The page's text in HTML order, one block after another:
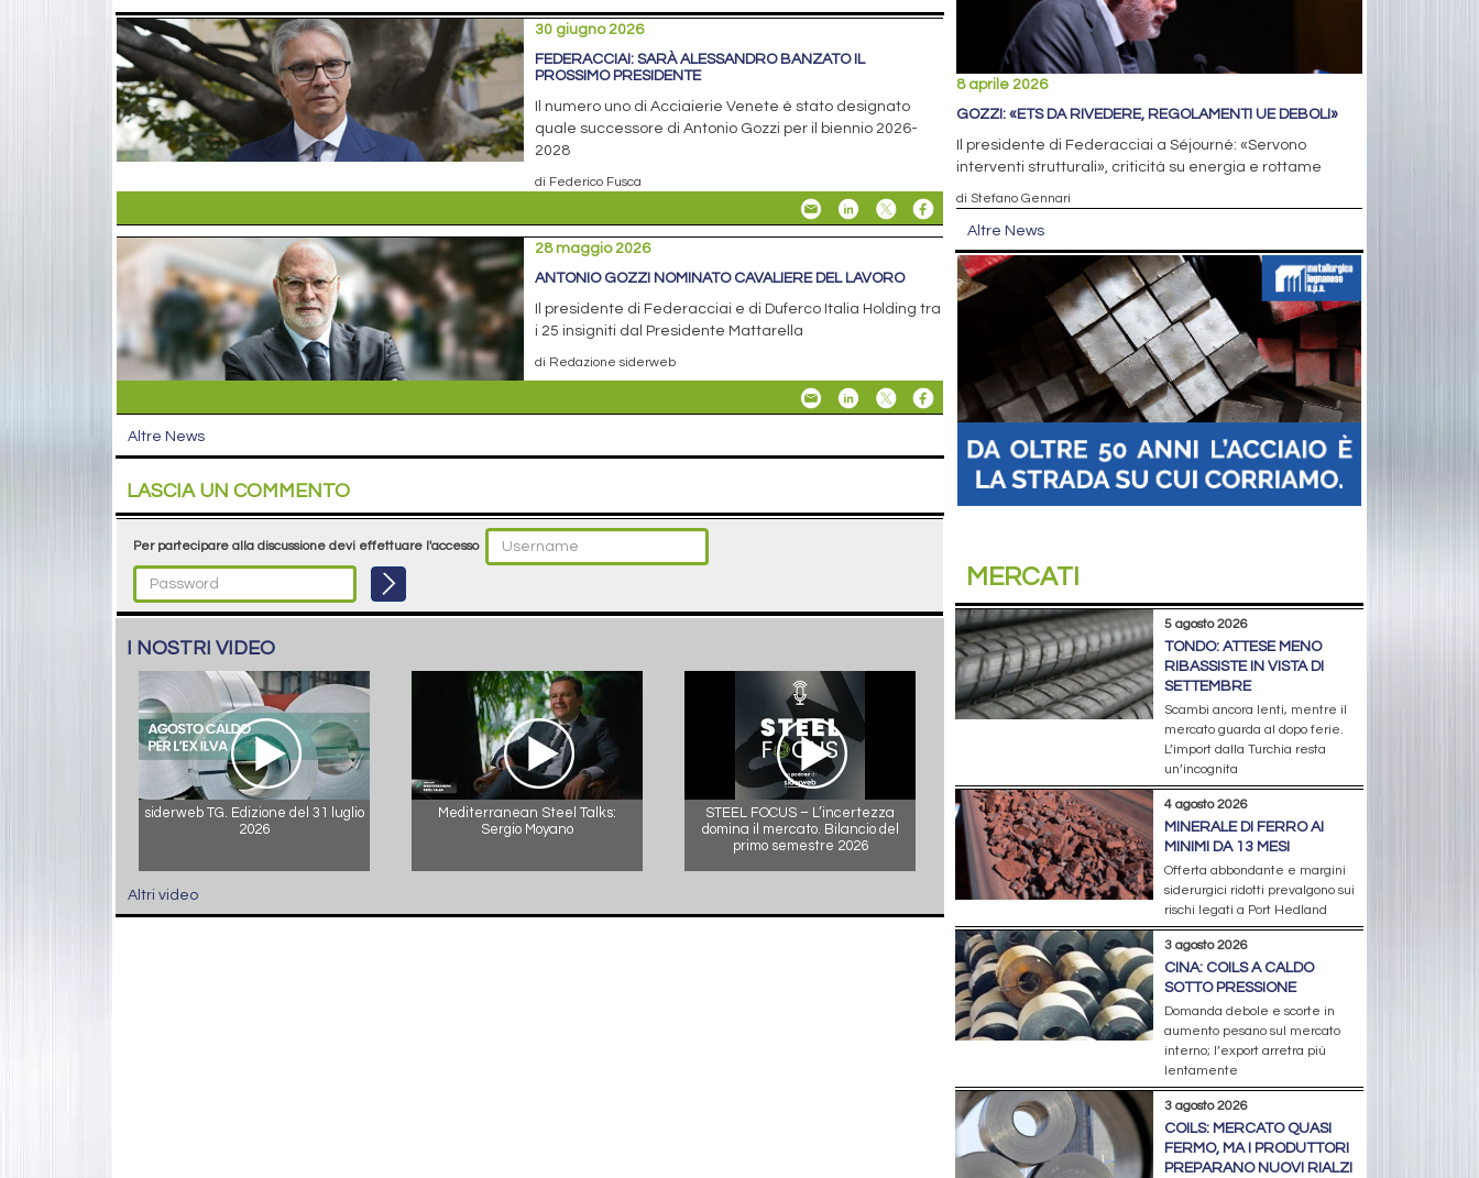
30 giugno 2026
FEDERACCIAI: SARÀ ALESSANDRO BANZATO IL
PROSSIMO PRESIDENTE
Il numero uno di Acciaierie Venete è stato designato
quale successore di Antonio Gozzi per il biennio 2026-
2028
di Federico Fusca
28 maggio 2026
ANTONIO GOZZI NOMINATO CAVALIERE DEL LAVORO
Il presidente di Federacciai e di Duferco Italia Holding tra
i 25 insigniti dal Presidente Mattarella
di Redazione siderweb
Altre News
LASCIA UN COMMENTO
Per partecipare alla discussione devi effettuare l'accesso
I NOSTRI VIDEO
siderweb TG. Edizione del 31 luglio
2026
Mediterranean Steel Talks:
Sergio Moyano
STEEL FOCUS – L’incertezza
domina il mercato. Bilancio del
primo semestre 2026
Altri video
8 aprile 2026
GOZZI: «ETS DA RIVEDERE, REGOLAMENTI UE DEBOLI»
Il presidente di Federacciai a Séjourné: «Servono
interventi strutturali», criticità su energia e rottame
di Stefano Gennari
Altre News
MERCATI
5 agosto 2026
TONDO: ATTESE MENO
RIBASSISTE IN VISTA DI
SETTEMBRE
Scambi ancora lenti, mentre il
mercato guarda al dopo ferie.
L’import dalla Turchia resta
un’incognita
4 agosto 2026
MINERALE DI FERRO AI
MINIMI DA 13 MESI
Offerta abbondante e margini
siderurgici ridotti prevalgono sui
rischi legati a Port Hedland
3 agosto 2026
CINA: COILS A CALDO
SOTTO PRESSIONE
Domanda debole e scorte in
aumento pesano sul mercato
interno; l’export arretra più
lentamente
3 agosto 2026
COILS: MERCATO QUASI
FERMO, MA I PRODUTTORI
PREPARANO NUOVI RIALZI